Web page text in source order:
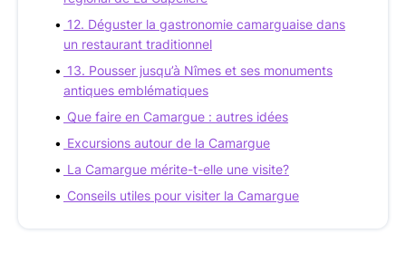
12. Déguster la gastronomie camarguaise dans
un restaurant traditionnel
13. Pousser jusqu’à Nîmes et ses monuments
antiques emblématiques
Que faire en Camargue : autres idées
Excursions autour de la Camargue
La Camargue mérite-t-elle une visite?
Conseils utiles pour visiter la Camargue